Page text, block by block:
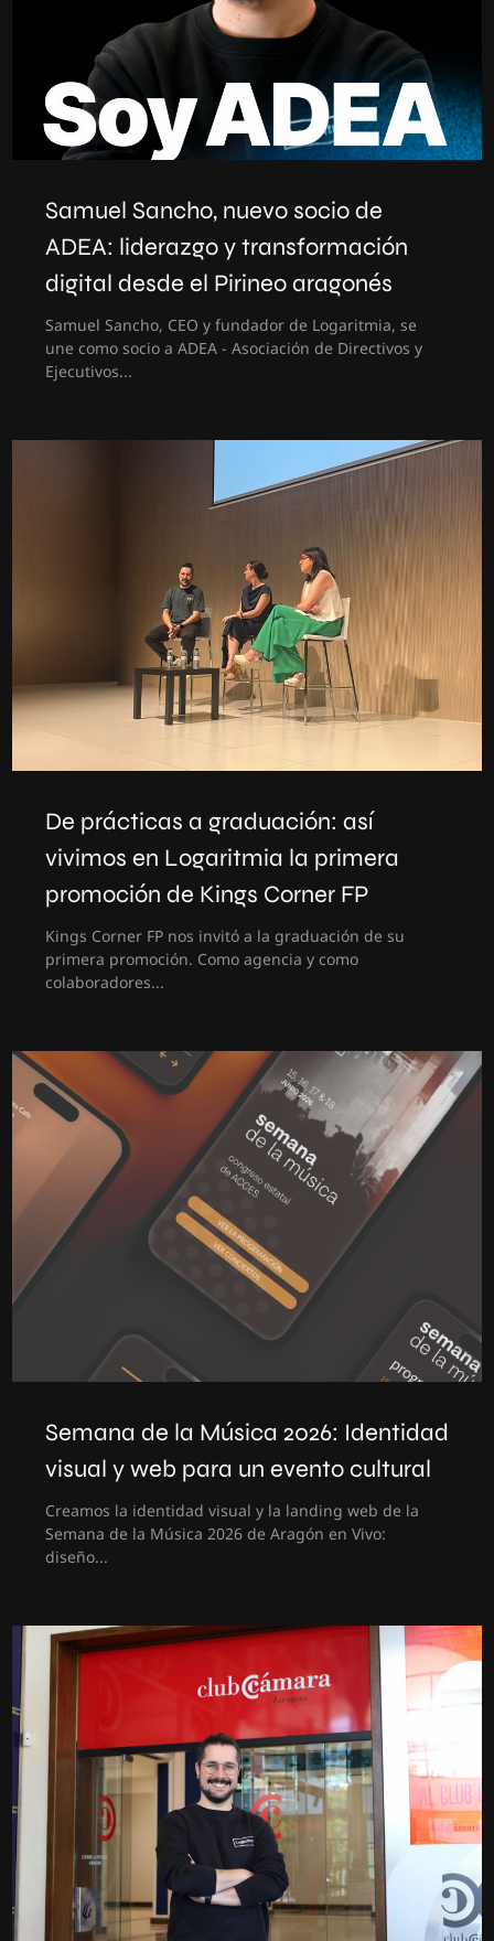
Samuel Sancho, nuevo socio de
ADEA: liderazgo y transformación
digital desde el Pirineo aragonés
Samuel Sancho, CEO y fundador de Logaritmia, se
une como socio a ADEA - Asociación de Directivos y
Ejecutivos...
De prácticas a graduación: así
vivimos en Logaritmia la primera
promoción de Kings Corner FP
Kings Corner FP nos invitó a la graduación de su
primera promoción. Como agencia y como
colaboradores...
Semana de la Música 2026: Identidad
visual y web para un evento cultural
Creamos la identidad visual y la landing web de la
Semana de la Música 2026 de Aragón en Vivo:
diseño...